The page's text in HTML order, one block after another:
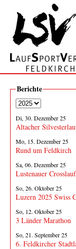
Berichte
Di, 30. Dezember 25
Altacher
Mo, 15. Dezember 25
Rund um Feldkirch
Sa, 06. Dezember 25
Lustenauer
So, 26. Oktober 25
Luzern 2025 Swiss
So, 12. Oktober 25
3 Länder Marathon
So, 21. September 25
6. Feldkircher